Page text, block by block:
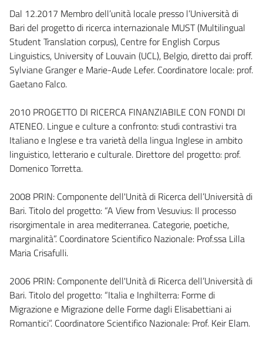
Dal 12.2017 Membro dell’unità locale presso l’Università di
Bari del progetto di ricerca internazionale MUST (Multilingual
Student Translation corpus), Centre for English Corpus
Linguistics, University of Louvain (UCL), Belgio, diretto dai proff.
Sylviane Granger e Marie-Aude Lefer. Coordinatore locale: prof.
Gaetano Falco.
2010 PROGETTO DI RICERCA FINANZIABILE CON FONDI DI
ATENEO. Lingue e culture a confronto: studi contrastivi tra
Italiano e Inglese e tra varietà della lingua Inglese in ambito
linguistico, letterario e culturale. Direttore del progetto: prof.
Domenico Torretta.
2008 PRIN: Componente dell'Unità di Ricerca dell’Università di
Bari. Titolo del progetto: “A View from Vesuvius: Il processo
risorgimentale in area mediterranea. Categorie, poetiche,
marginalità”. Coordinatore Scientifico Nazionale: Prof.ssa Lilla
Maria Crisafulli.
2006 PRIN: Componente dell'Unità di Ricerca dell’Università di
Bari. Titolo del progetto: “Italia e Inghilterra: Forme di
Migrazione e Migrazione delle Forme dagli Elisabettiani ai
Romantici”. Coordinatore Scientifico Nazionale: Prof. Keir Elam.